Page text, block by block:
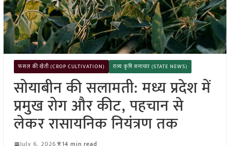
फसल की खेती (CROP CULTIVATION) राज्य कृषि समाचार (STATE NEWS)
सोयाबीन की सलामती: मध्य प्रदेश में
प्रमुख रोग और कीट, पहचान से
लेकर रासायनिक नियंत्रण तक